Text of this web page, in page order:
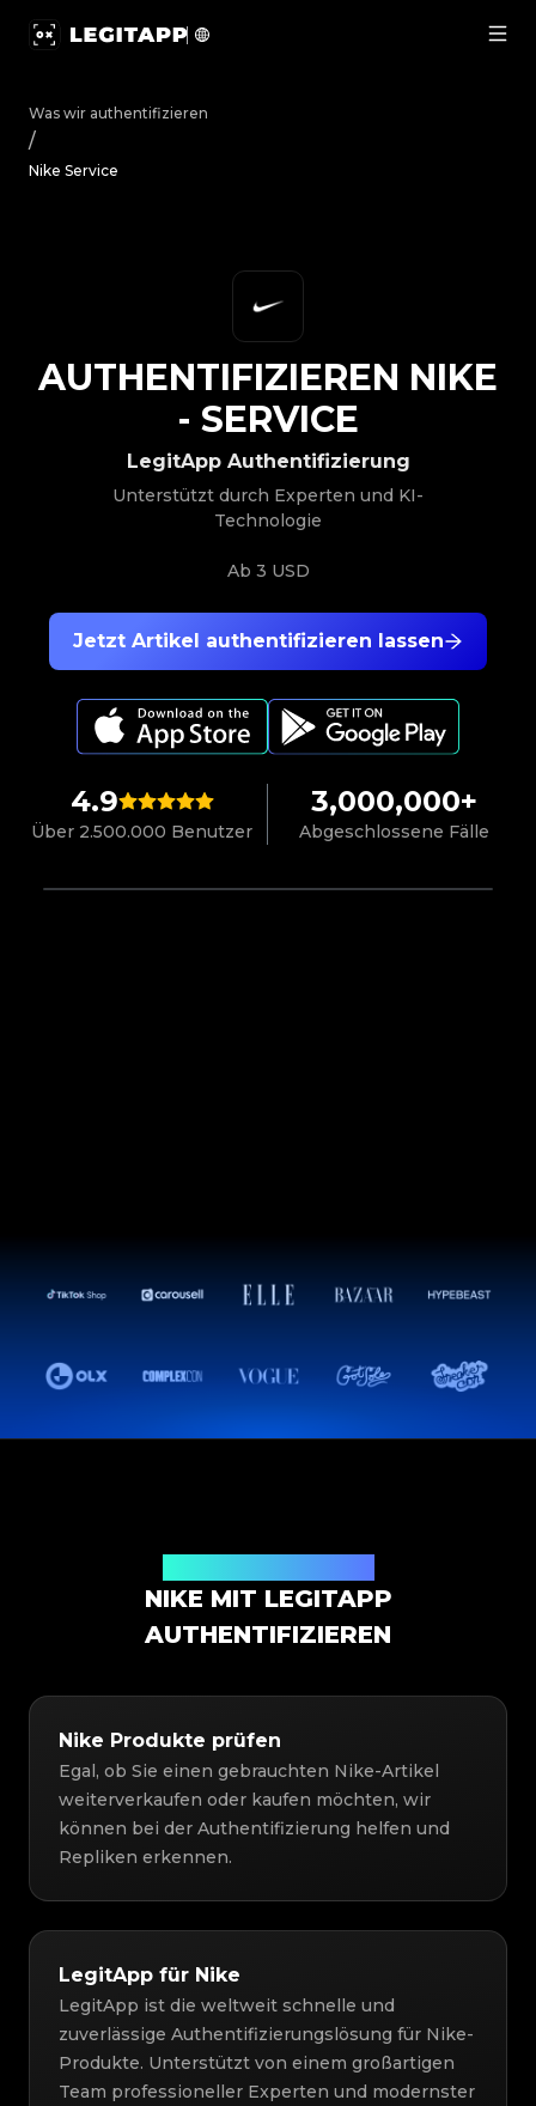
Was wir authentifizieren
/
Nike Service
4.9
Über 2.500.000 Benutzer
3,000,000+
Abgeschlossene Fälle
Jetzt Artikel authentifizieren lassen
LegitApp Authentifizierung
Unterstützt durch Experten und KI-
Technologie
Ab 3 USD
AUTHENTIFIZIEREN NIKE
- SERVICE
NIKE MIT LEGITAPP
AUTHENTIFIZIEREN
Nike Produkte prüfen
Egal, ob Sie einen gebrauchten Nike-Artikel
weiterverkaufen oder kaufen möchten, wir
können bei der Authentifizierung helfen und
Repliken erkennen.
LegitApp für Nike
LegitApp ist die weltweit schnelle und
zuverlässige Authentifizierungslösung für Nike-
Produkte. Unterstützt von einem großartigen
Team professioneller Experten und modernster